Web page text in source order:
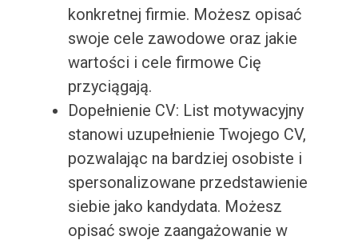
konkretnej firmie. Możesz opisać
swoje cele zawodowe oraz jakie
wartości i cele firmowe Cię
przyciągają.
Dopełnienie CV: List motywacyjny
stanowi uzupełnienie Twojego CV,
pozwalając na bardziej osobiste i
spersonalizowane przedstawienie
siebie jako kandydata. Możesz
opisać swoje zaangażowanie w